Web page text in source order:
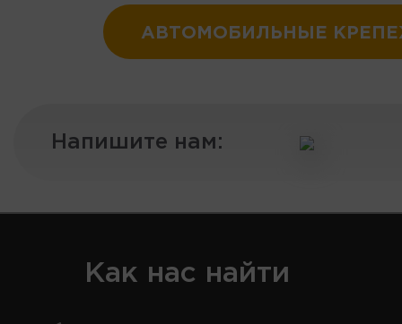
АВТОМОБИЛЬНЫЕ
Напишите нам:
Как нас найти